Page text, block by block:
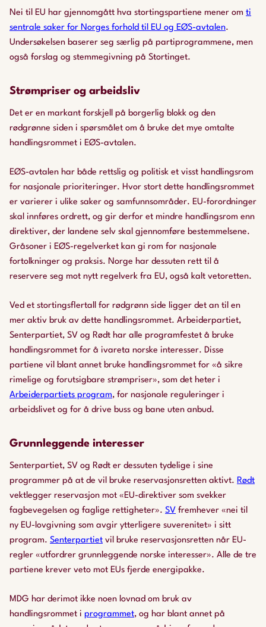
Nei til EU har gjennomgått hva stortingspartiene mener om ti
sentrale saker for Norges forhold til EU og EØS-avtalen.
Undersøkelsen baserer seg særlig på partiprogrammene, men
også forslag og stemmegivning på Stortinget.
Strømpriser og arbeidsliv
Det er en markant forskjell på borgerlig blokk og den
rødgrønne siden i spørsmålet om å bruke det mye omtalte
handlingsrommet i EØS-avtalen.
EØS-avtalen har både rettslig og politisk et visst handlingsrom
for nasjonale prioriteringer. Hvor stort dette handlingsrommet
er varierer i ulike saker og samfunnsområder. EU-forordninger
skal innføres ordrett, og gir derfor et mindre handlingsrom enn
direktiver, der landene selv skal gjennomføre bestemmelsene.
Gråsoner i EØS-regelverket kan gi rom for nasjonale
fortolkninger og praksis. Norge har dessuten rett til å
reservere seg mot nytt regelverk fra EU, også kalt vetoretten.
Ved et stortingsflertall for rødgrønn side ligger det an til en
mer aktiv bruk av dette handlingsrommet. Arbeiderpartiet,
Senterpartiet, SV og Rødt har alle programfestet å bruke
handlingsrommet for å ivareta norske interesser. Disse
partiene vil blant annet bruke handlingsrommet for «å sikre
rimelige og forutsigbare strømpriser», som det heter i
Arbeiderpartiets program, for nasjonale reguleringer i
arbeidslivet og for å drive buss og bane uten anbud.
Grunnleggende interesser
Senterpartiet, SV og Rødt er dessuten tydelige i sine
programmer på at de vil bruke reservasjonsretten aktivt. Rødt
vektlegger reservasjon mot «EU-direktiver som svekker
fagbevegelsen og faglige rettigheter». SV fremhever «nei til
ny EU-lovgivning som avgir ytterligere suverenitet» i sitt
program. Senterpartiet vil bruke reservasjonsretten når EU-
regler «utfordrer grunnleggende norske interesser». Alle de tre
partiene krever veto mot EUs fjerde energipakke.
MDG har derimot ikke noen lovnad om bruk av
handlingsrommet i programmet, og har blant annet på